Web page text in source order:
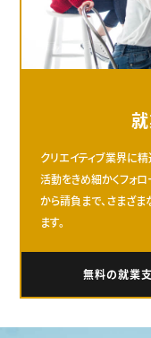
クリエイティブ業界に
活動をきめ細かくフォ
から請負まで、さまざ
ます。
無料の就業